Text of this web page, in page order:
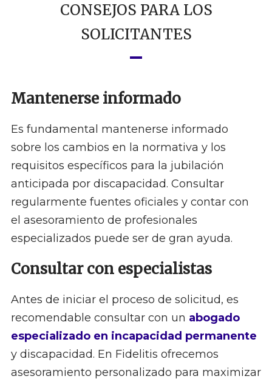
CONSEJOS PARA LOS
SOLICITANTES
Mantenerse informado
Es fundamental mantenerse informado
sobre los cambios en la normativa y los
requisitos específicos para la jubilación
anticipada por discapacidad. Consultar
regularmente fuentes oficiales y contar con
el asesoramiento de profesionales
especializados puede ser de gran ayuda.
Consultar con especialistas
Antes de iniciar el proceso de solicitud, es
recomendable consultar con un abogado
especializado en incapacidad permanente
y discapacidad. En Fidelitis ofrecemos
asesoramiento personalizado para maximizar